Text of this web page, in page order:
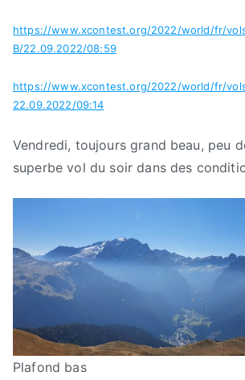
https://www.xcontest.org/2022/world/fr/
B/22.09.2022/08:59
https://www.xcontest.org/2022/world/fr/
22.09.2022/09:14
Vendredi, toujours grand beau, peu
superbe vol du soir dans des
Plafond bas